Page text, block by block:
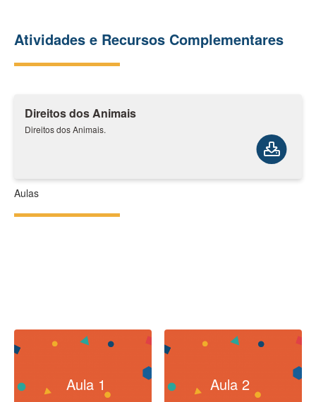
Atividades e Recursos Complementares
Direitos dos Animais
Direitos dos Animais.
Aulas
Aula 1 Aula 2